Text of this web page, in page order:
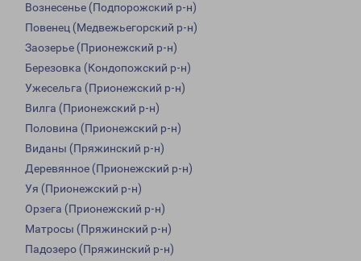
Вознесенье (Подпорожский р-н)
Повенец (Медвежьегорский р-н)
Заозерье (Прионежский р-н)
Березовка (Кондопожский р-н)
Ужесельга (Прионежский р-н)
Вилга (Прионежский р-н)
Половина (Прионежский р-н)
Виданы (Пряжинский р-н)
Деревянное (Прионежский р-н)
Уя (Прионежский р-н)
Орзега (Прионежский р-н)
Матросы (Пряжинский р-н)
Падозеро (Пряжинский р-н)